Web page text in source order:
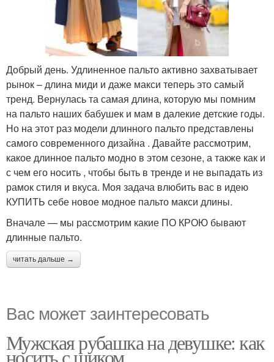
Добрый день. Удлиненное пальто активно захватывает
рынок – длина миди и даже макси теперь это самый
тренд. Вернулась та самая длина, которую мы помним
на пальто наших бабушек и мам в далекие детские годы.
Но на этот раз модели длинного пальто представлены
самого современного дизайна . Давайте рассмотрим,
какое длинное пальто модно в этом сезоне, а также как и
с чем его носить , чтобы быть в тренде и не выпадать из
рамок стиля и вкуса. Моя задача влюбить вас в идею
КУПИТЬ себе новое модное пальто макси длины.
Вначале — мы рассмотрим какие ПО КРОЮ бывают
длинные пальто.
читать дальше →
Вас может заинтересовать
Мужская рубашка на девушке: как